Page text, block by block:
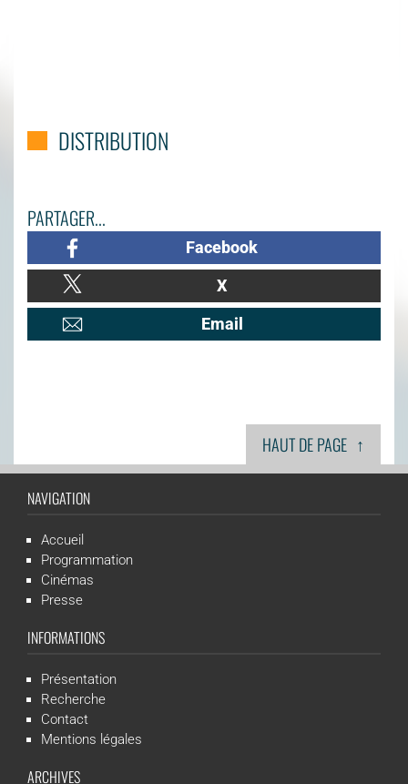
DISTRIBUTION
PARTAGER...
Facebook
X
Email
HAUT DE PAGE ↑
NAVIGATION
Accueil
Programmation
Cinémas
Presse
INFORMATIONS
Présentation
Recherche
Contact
Mentions légales
ARCHIVES